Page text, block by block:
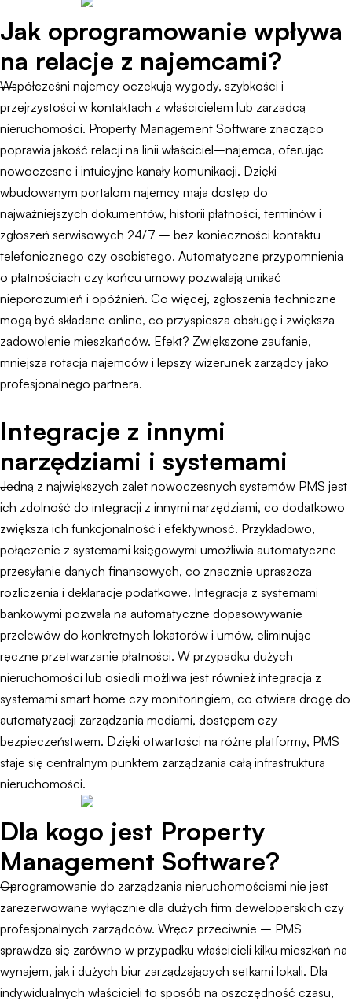
Jak oprogramowanie wpływa
na relacje z najemcami?
Współcześni najemcy oczekują wygody, szybkości i
przejrzystości w kontaktach z właścicielem lub zarządcą
nieruchomości. Property Management Software znacząco
poprawia jakość relacji na linii właściciel–najemca, oferując
nowoczesne i intuicyjne kanały komunikacji. Dzięki
wbudowanym portalom najemcy mają dostęp do
najważniejszych dokumentów, historii płatności, terminów i
zgłoszeń serwisowych 24/7 – bez konieczności kontaktu
telefonicznego czy osobistego. Automatyczne przypomnienia
o płatnościach czy końcu umowy pozwalają unikać
nieporozumień i opóźnień. Co więcej, zgłoszenia techniczne
mogą być składane online, co przyspiesza obsługę i zwiększa
zadowolenie mieszkańców. Efekt? Zwiększone zaufanie,
mniejsza rotacja najemców i lepszy wizerunek zarządcy jako
profesjonalnego partnera.
Integracje z innymi
narzędziami i systemami
Jedną z największych zalet nowoczesnych systemów PMS jest
ich zdolność do integracji z innymi narzędziami, co dodatkowo
zwiększa ich funkcjonalność i efektywność. Przykładowo,
połączenie z systemami księgowymi umożliwia automatyczne
przesyłanie danych finansowych, co znacznie upraszcza
rozliczenia i deklaracje podatkowe. Integracja z systemami
bankowymi pozwala na automatyczne dopasowywanie
przelewów do konkretnych lokatorów i umów, eliminując
ręczne przetwarzanie płatności. W przypadku dużych
nieruchomości lub osiedli możliwa jest również integracja z
systemami smart home czy monitoringiem, co otwiera drogę do
automatyzacji zarządzania mediami, dostępem czy
bezpieczeństwem. Dzięki otwartości na różne platformy, PMS
staje się centralnym punktem zarządzania całą infrastrukturą
nieruchomości.
Dla kogo jest Property
Management Software?
Oprogramowanie do zarządzania nieruchomościami nie jest
zarezerwowane wyłącznie dla dużych firm deweloperskich czy
profesjonalnych zarządców. Wręcz przeciwnie – PMS
sprawdza się zarówno w przypadku właścicieli kilku mieszkań na
wynajem, jak i dużych biur zarządzających setkami lokali. Dla
indywidualnych właścicieli to sposób na oszczędność czasu,